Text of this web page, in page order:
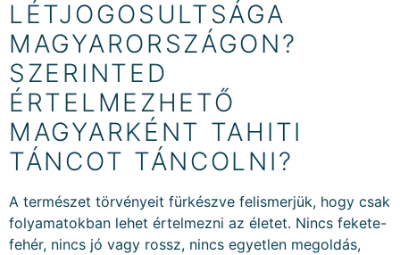
LÉTJOGOSULTSÁGA
MAGYARORSZÁGON?
SZERINTED
ÉRTELMEZHETŐ
MAGYARKÉNT TAHITI
TÁNCOT TÁNCOLNI?
A természet törvényeit fürkészve felismerjük, hogy csak
folyamatokban lehet értelmezni az életet. Nincs fekete-
fehér, nincs jó vagy rossz, nincs egyetlen megoldás,